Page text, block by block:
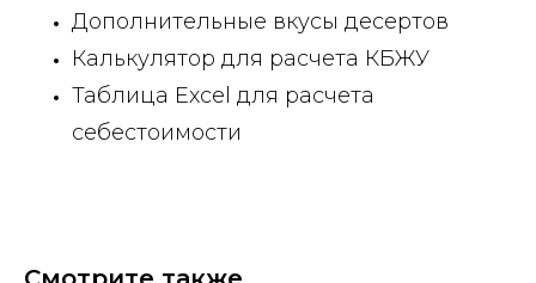
Дополнительные вкусы десертов
Калькулятор для расчета КБЖУ
Таблица Excel для расчета
себестоимости